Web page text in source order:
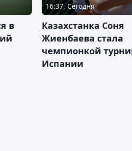
в
16:37, Сегодня
Казахстанка Соня
Жиенбаева стала
чемпионкой
Испании